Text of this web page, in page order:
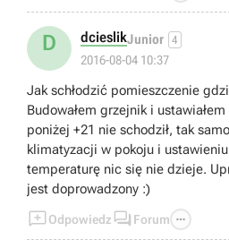
D dcieslikJunior 4
2016-08-04 10:37
Jak schłodzić pomieszczenie
Budowałem grzejnik i
poniżej +21 nie schodził, tak
klimatyzacji w pokoju i
temperaturę nic się nie dzieje.
jest doprowadzony :)
Odpowiedz  Forum 